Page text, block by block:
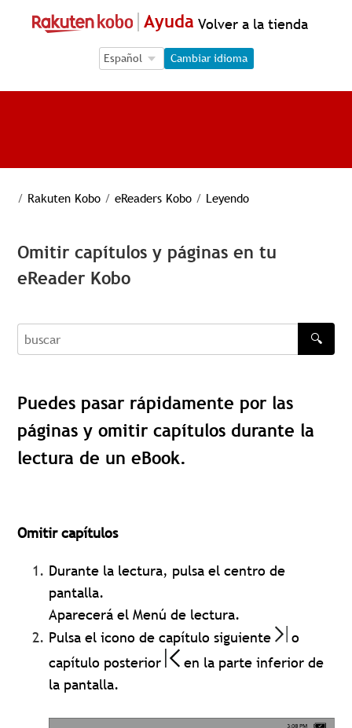
Ayuda Volver a la tienda
Language Selection
Language Selection
Cambiar idioma
/ Rakuten Kobo / eReaders Kobo / Leyendo
Omitir capítulos y páginas en tu
eReader Kobo
buscar
🔍
Puedes pasar rápidamente por las
páginas y omitir capítulos durante la
lectura de un eBook.
Omitir capítulos
Durante la lectura, pulsa el centro de
pantalla.
Aparecerá el Menú de lectura.
Pulsa el icono de capítulo siguiente
o
capítulo posterior
en la parte inferior de
la pantalla.